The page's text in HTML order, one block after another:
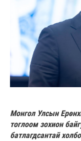
Монгол Улсын
тоглоом зохион
батлагдсантай